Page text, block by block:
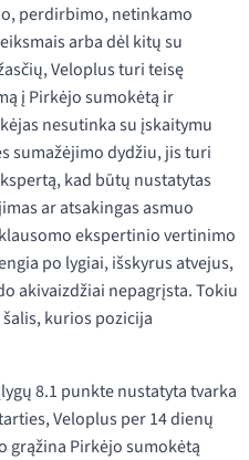
perdirbimo, netinkamo
arba dėl kitų su
Veloplus turi teisę
į Pirkėjo sumokėtą ir
nesutinka su įskaitymu
sumažėjimo dydžiu, jis turi
kad būtų nustatytas
ar atsakingas asmuo
ekspertinio vertinimo
po lygiai, išskyrus atvejus,
akivaizdžiai nepagrįsta. Tokiu
kurios pozicija
8.1 punkte nustatyta tvarka
Veloplus per 14 dienų
grąžina Pirkėjo sumokėtą